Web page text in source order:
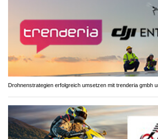
Drohnenstrategien erfolgreich umsetzen mit trenderia gmbh